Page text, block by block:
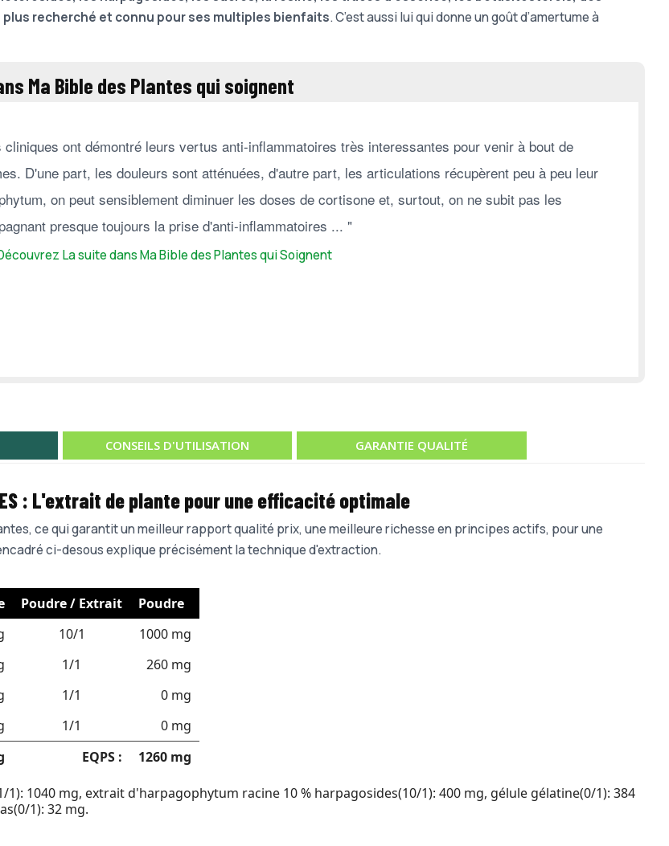
plus recherché et connu pour ses multiples bienfaits. C’est aussi lui qui donne un goût d’amertume à
Ma Bible des Plantes qui soignent
ont démontré leurs vertus anti-inflammatoires très interessantes pour venir à bout de
D'une part, les douleurs sont atténuées, d'autre part, les articulations récupèrent peu à peu leur
on peut sensiblement diminuer les doses de cortisone et, surtout, on ne subit pas les
presque toujours la prise d'anti-inflammatoires ... "
La suite dans Ma Bible des Plantes qui Soignent
CONSEILS D'UTILISATION GARANTIE QUALITÉ
: L'extrait de plante pour une efficacité optimale
ce qui garantit un meilleur rapport qualité prix, une meilleure richesse en principes actifs, pour une
ci-desous explique précisément la technique d'extraction.
Poudre / Extrait
Poudre
10/1
1000 mg
1/1
260 mg
1/1
0 mg
1/1
0 mg
EQPS : 1260 mg
1040 mg, extrait d'harpagophytum racine 10 % harpagosides(10/1): 400 mg, gélule gélatine(0/1): 384
1): 32 mg.